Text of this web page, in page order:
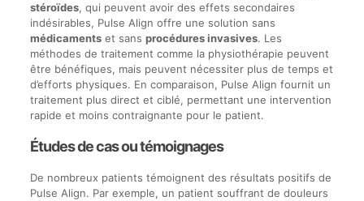
stéroïdes, qui peuvent avoir des effets secondaires
indésirables, Pulse Align offre une solution sans
médicamentset sans procédures invasives. Les
méthodes de traitement comme la physiothérapie peuvent
être bénéfiques, mais peuvent nécessiter plus de temps et
d’efforts physiques. En comparaison, Pulse Align fournit un
traitement plus direct et ciblé, permettant une intervention
rapide et moins contraignante pour le patient.
Études de cas ou témoignages
De nombreux patients témoignent des résultats positifs de
Pulse Align. Par exemple, un patient souffrant de douleurs